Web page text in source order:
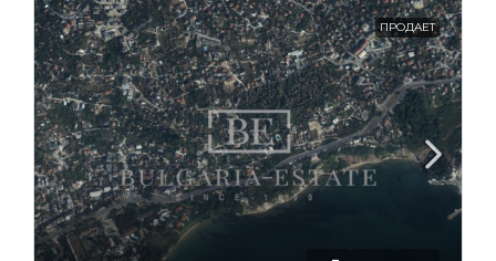
ПРОДАЕТ